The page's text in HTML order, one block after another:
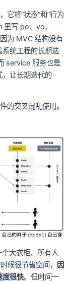
它将”状态“和”行为
里写 po、vo、
为 MVC 结构没有
统工程的长期迭
service 服务也是
，让长期迭代的
的交叉混乱使用。
大衣柜、所有人
候很节省空间，
因
度很快。但时间一